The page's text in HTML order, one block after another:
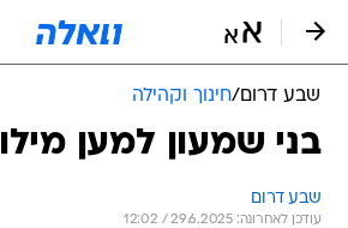
שבע דרום/חינוך וקהילה
בני שמעון למען
שבע דרום
עודכן לאחרונה: 29.6.2025 / 12:02